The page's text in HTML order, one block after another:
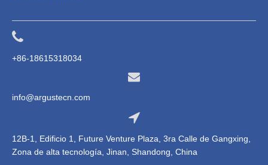
+86-18615318034
info@argustecn.com
12B-1, Edificio 1, Future Venture Plaza, 3ra Calle de Gangxing,
Zona de alta tecnología, Jinan, Shandong, China